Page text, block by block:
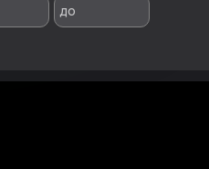
до